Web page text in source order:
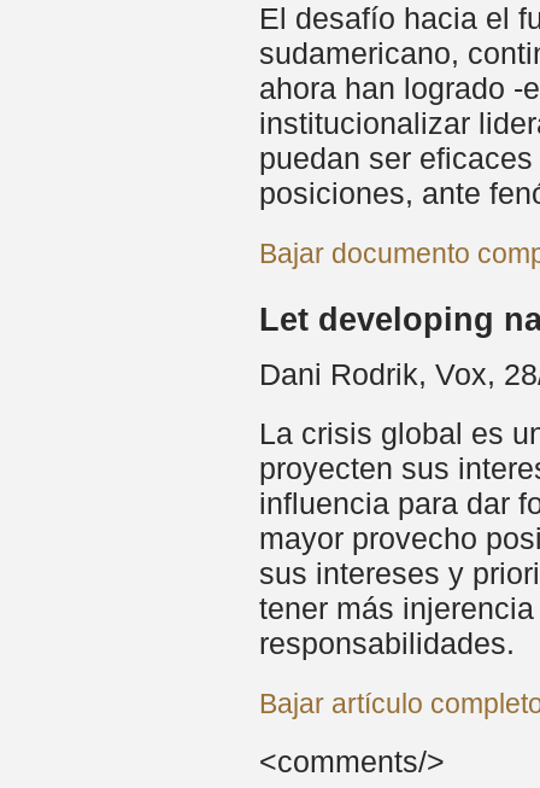
El desafío hacia el
sudamericano,
ahora han logrado -
institucionalizar
puedan ser
posiciones, ante
Bajar documento
Let developing
Dani Rodrik, Vox,
La crisis global es
proyecten sus
influencia para dar
mayor provecho
sus intereses y
tener más
responsabilidades.
Bajar artículo
<comments/>